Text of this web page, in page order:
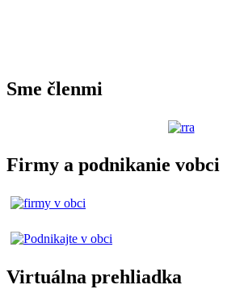
Sme členmi
Firmy a podnikanie vobci
Virtuálna prehliadka